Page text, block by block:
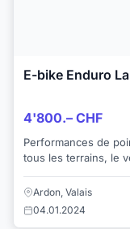
4'800.– CHF
Performances de
tous les terrains, le vélo qui
Enduro Lapierre
Ardon, Valais
04.01.2024